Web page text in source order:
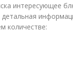
интересующее
детальная
количестве: